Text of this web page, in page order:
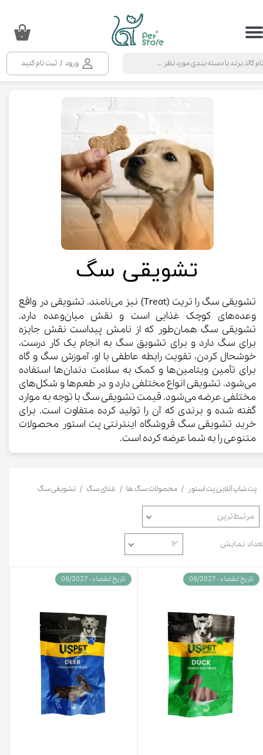
ورود / ثبت نام کنید
حساب کاربری من
۰
​تشویقی سگ
تشویقی سگ را تریت (Treat) نیز می‌نامند. تشویقی در واقع
وعده‌های کوچک غذایی است و نقش میان‌وعده دارد.
تشویقی سگ همان‌طور که از نامش پیداست نقش جایزه
برای سگ دارد و برای تشویق سگ به انجام یک کار درست،
خوشحال کردن، تقویت رابطه عاطفی با او، آموزش سگ و گاه
برای تأمین ویتامین‌ها و کمک به سلامت دندان‌ها استفاده
می‌شود. تشویقی انواع مختلفی دارد و در طعم‌ها و شکل‌های
مختلفی عرضه می‌شود. قیمت تشویقی سگ با توجه به موارد
گفته شده و برندی که آن را تولید کرده متفاوت است. برای
خرید تشویقی سگ فروشگاه اینترنتی پت استور محصولات
متنوعی را به شما عرضه کرده است.​​​​​​​
پت شاپ آنلاین پت استور محصولات سگ ها غذای سگ تشویقی سگ
مرتبط‌ترین
نمایش ۱۲
تاریخ انقضاء : 06/2027 تاریخ انقضاء : 06/2027